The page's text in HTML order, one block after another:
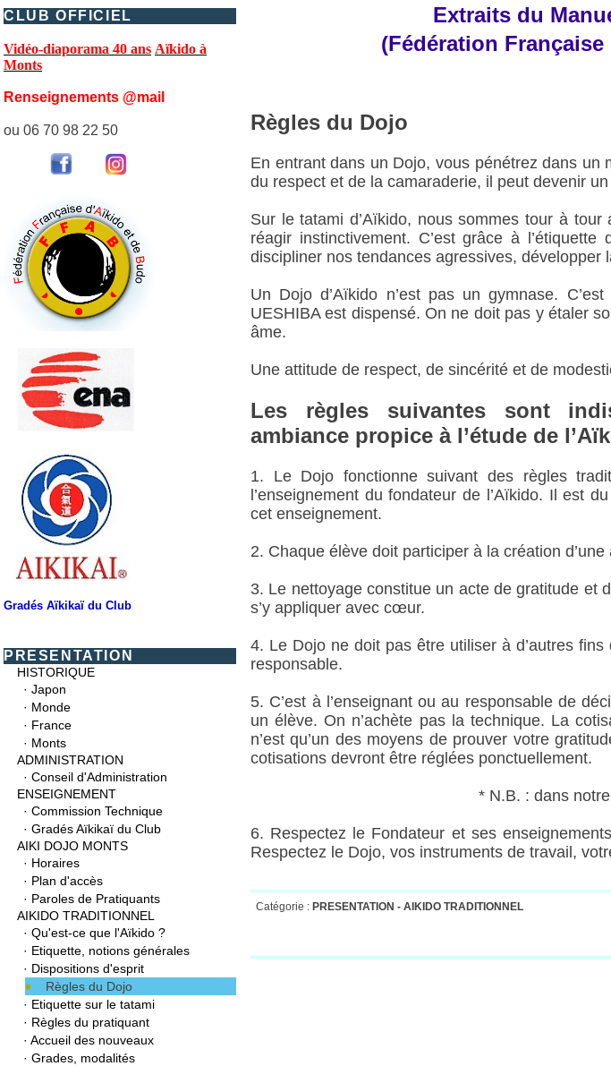
CLUB OFFICIEL
Vidéo-diaporama 40 ans Aïkido à
Monts
Renseignements @mail
ou 06 70 98 22 50
Gradés Aïkikaï du Club
PRESENTATION
HISTORIQUE
· Japon
· Monde
· France
· Monts
ADMINISTRATION
· Conseil d'Administration
ENSEIGNEMENT
· Commission Technique
· Gradés Aïkikaï du Club
AIKI DOJO MONTS
· Horaires
· Plan d'accès
· Paroles de Pratiquants
AIKIDO TRADITIONNEL
· Qu'est-ce que l'Aïkido ?
· Etiquette, notions générales
· Dispositions d'esprit
Règles du Dojo
· Etiquette sur le tatami
· Règles du pratiquant
· Accueil des nouveaux
· Grades, modalités
Extraits du
(Fédération
Règles du Dojo
En entrant dans un Dojo, vous pénétrez dans un
du respect et de la camaraderie, il peut devenir
Sur le tatami d’Aïkido, nous sommes tour à
réagir instinctivement. C’est grâce à
discipliner nos tendances agressives, développer
Un Dojo d’Aïkido n’est pas un gymnase.
UESHIBA est dispensé. On ne doit pas y étaler
âme.
Une attitude de respect, de sincérité et de
Les règles suivantes sont
ambiance propice à l’étude de
1. Le Dojo fonctionne suivant des règles
l’enseignement du fondateur de l’Aïkido. Il est
cet enseignement.
2. Chaque élève doit participer à la création
3. Le nettoyage constitue un acte de gratitude et
s’y appliquer avec cœur.
4. Le Dojo ne doit pas être utiliser à d’autres
responsable.
5. C’est à l’enseignant ou au responsable de
un élève. On n’achète pas la technique. La
n’est qu’un des moyens de prouver votre
cotisations devront être réglées ponctuellement.
* N.B. : dans notre cas, le
6. Respectez le Fondateur et ses
Respectez le Dojo, vos instruments de travail,
Catégorie : PRESENTATION - AIKIDO TRADITIONNEL